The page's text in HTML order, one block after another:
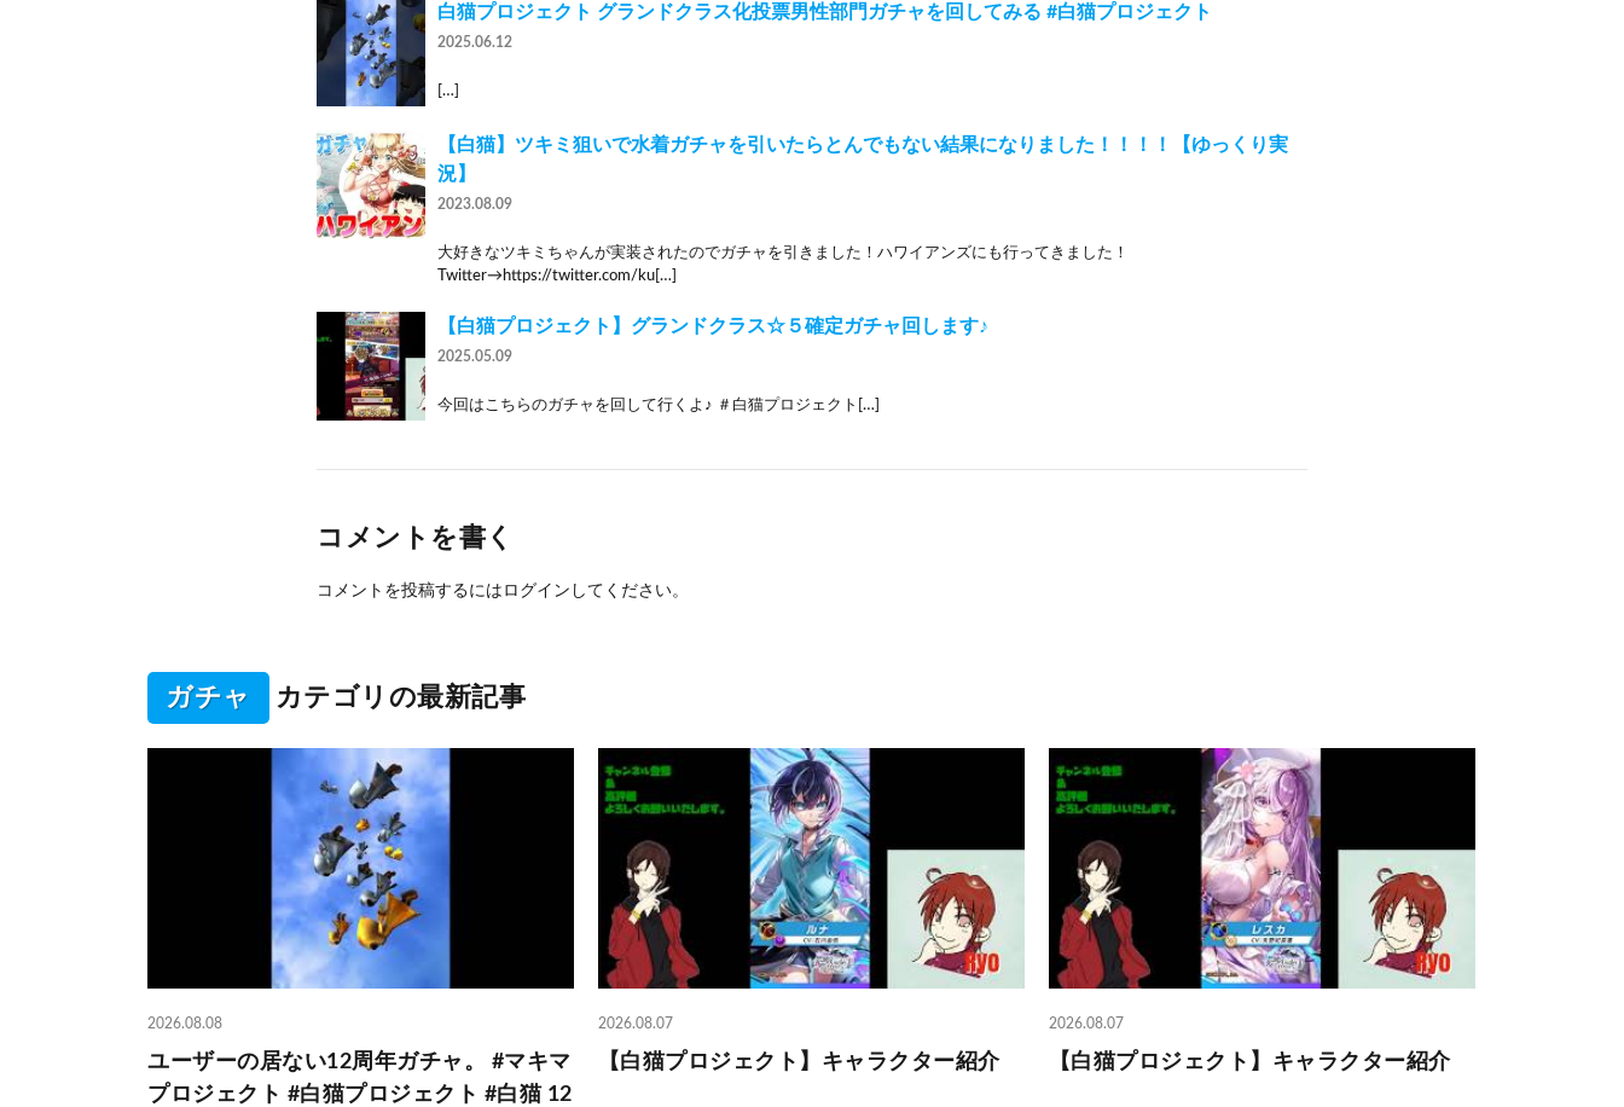
白猫プロジェクト グランドクラス化投票男性部門ガチャを回してみる #白猫プロジェクト
2025.06.12
[…]
【白猫】ツキミ狙いで水着ガチャを引いたらとんでもない結果になりました！！！！【ゆっくり実
況】
2023.08.09
大好きなツキミちゃんが実装されたのでガチャを引きました！ハワイアンズにも行ってきました！
Twitter→https://twitter.com/ku[…]
【白猫プロジェクト】グランドクラス☆５確定ガチャ回します♪
2025.05.09
今回はこちらのガチャを回して行くよ♪ ＃白猫プロジェクト[…]
コメントを書く
コメントを投稿するには ログイン してください。
ガチャ カテゴリの最新記事
2026.08.08
ユーザーの居ない12周年ガチャ。 #マキマ
プロジェクト #白猫プロジェクト #白猫 12
2026.08.07
【白猫プロジェクト】キャラクター紹介
2026.08.07
【白猫プロジェクト】キャラクター紹介